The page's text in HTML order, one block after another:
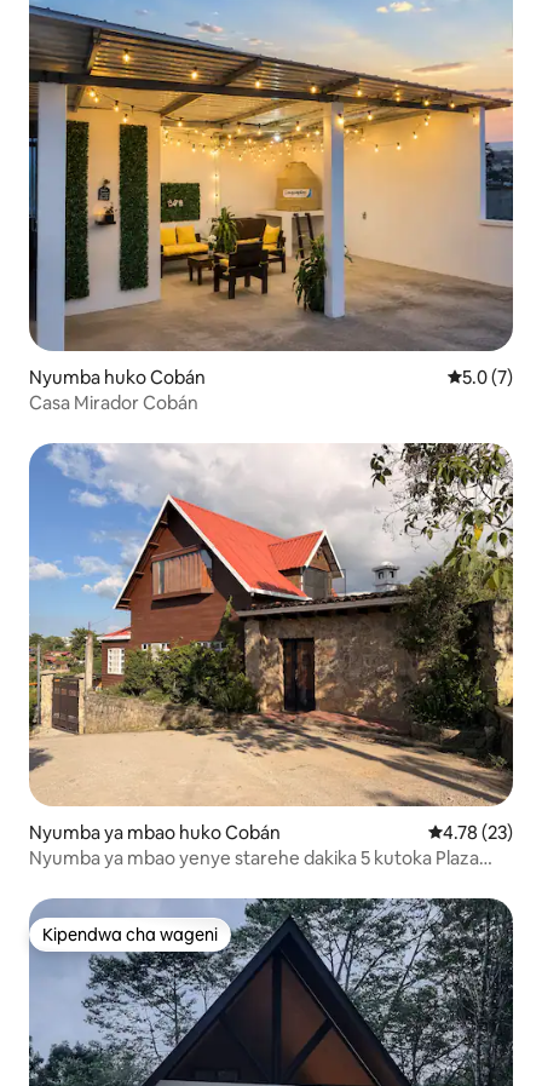
Nyumba huko Cobán Ukadiriaji
5.0 (7)
Casa Mirador Cobán
Nyumba ya mbao huko Cobán Ukadiriaji wa
4.78 (23)
Nyumba ya mbao yenye starehe dakika 5 kutoka Plaza
Kipendwa cha wageni
Kipendwa cha wageni